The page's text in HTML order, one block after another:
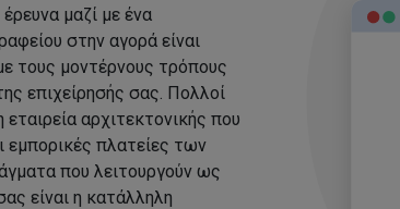
μαζί με ένα
στην αγορά είναι
τους μοντέρνους τρόπους
επιχείρησής σας. Πολλοί
αρχιτεκτονικής που
εμπορικές πλατείες των
που λειτουργούν ως
είναι η κατάλληλη